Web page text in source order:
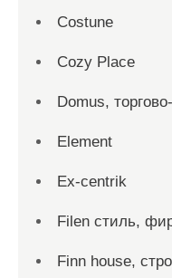
Costune
Cozy Place
Domus,
Element
Ex-centrik
Filen стиль,
Finn house,